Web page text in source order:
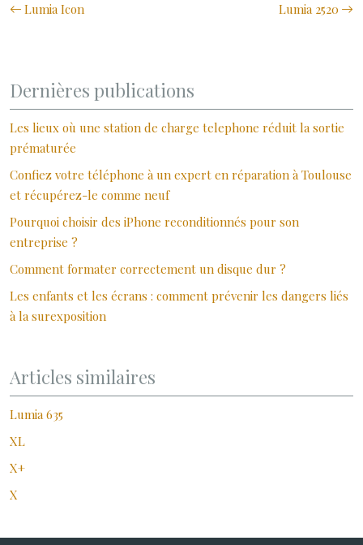
Lumia Icon Lumia 2520
Dernières publications
Les lieux où une station de charge telephone réduit la sortie
prématurée
Confiez votre téléphone à un expert en réparation à Toulouse
et récupérez-le comme neuf
Pourquoi choisir des iPhone reconditionnés pour son
entreprise ?
Comment formater correctement un disque dur ?
Les enfants et les écrans : comment prévenir les dangers liés
à la surexposition
Articles similaires
Lumia 635
XL
X+
X